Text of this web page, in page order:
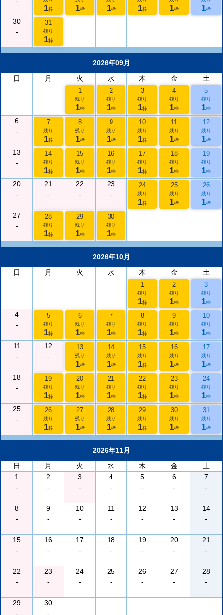
1枠 1枠 1枠 1枠 1枠 1枠
30
-
31
残り
1枠
2026年09月
日
月 火 水 木 金 土
1
残り
1枠
2
残り
1枠
3
残り
1枠
4
残り
1枠
5
残り
1枠
6
-
7
残り
1枠
8
残り
1枠
9
残り
1枠
10
残り
1枠
11
残り
1枠
12
残り
1枠
13
-
14
残り
1枠
15
残り
1枠
16
残り
1枠
17
残り
1枠
18
残り
1枠
19
残り
1枠
20
-
21
-
22
-
23
-
24
残り
1枠
25
残り
1枠
26
残り
1枠
27
-
28
残り
1枠
29
残り
1枠
30
残り
1枠
2026年10月
日
月 火 水 木 金 土
1
残り
1枠
2
残り
1枠
3
残り
1枠
4
-
5
残り
1枠
6
残り
1枠
7
残り
1枠
8
残り
1枠
9
残り
1枠
10
残り
1枠
11
-
12
-
13
残り
1枠
14
残り
1枠
15
残り
1枠
16
残り
1枠
17
残り
1枠
18
-
19
残り
1枠
20
残り
1枠
21
残り
1枠
22
残り
1枠
23
残り
1枠
24
残り
1枠
25
-
26
残り
1枠
27
残り
1枠
28
残り
1枠
29
残り
1枠
30
残り
1枠
31
残り
1枠
2026年11月
日
月 火 水 木 金
土
1
-
2
-
3
-
4
-
5
-
6
-
7
-
8
-
9
-
10
-
11
-
12
-
13
-
14
-
15
-
16
-
17
-
18
-
19
-
20
-
21
-
22
-
23
-
24
-
25
-
26
-
27
-
28
-
29
-
30
-